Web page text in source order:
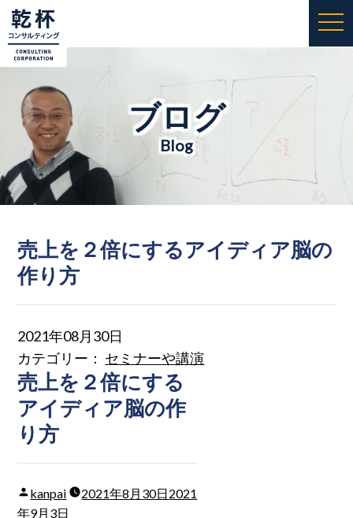
ブログ
Blog
売上を２倍にするアイディア脳の
作り方
2021年08月30日
カテゴリー： セミナーや講演
売上を２倍にする
アイディア脳の作
り方
kanpai 2021年8月30日2021
年9月3日